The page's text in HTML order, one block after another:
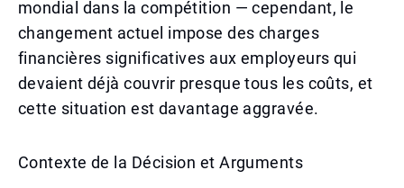
mondial dans la compétition — cependant, le
changement actuel impose des charges
financières significatives aux employeurs qui
devaient déjà couvrir presque tous les coûts, et
cette situation est davantage aggravée.
Contexte de la Décision et Arguments